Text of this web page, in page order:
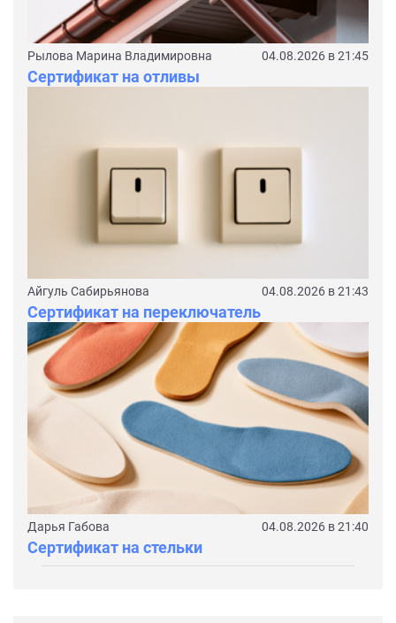
Рылова Марина Владимировна 04.08.2026 в 21:45
Сертификат на отливы
Айгуль Сабирьянова 04.08.2026 в 21:43
Сертификат на переключатель
Дарья Габова 04.08.2026 в 21:40
Сертификат на стельки